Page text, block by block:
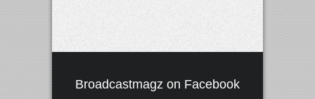
Broadcastmagz on Facebook